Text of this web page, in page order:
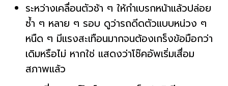
ระหว่างเคลื่อนตัวช้า ๆ ให้กำเบรกหน้าแล้วปล่อย
ซ้ำ ๆ หลาย ๆ รอบ ดูว่ารถดีดตัวแบบหน่วง ๆ
หนืด ๆ มีแรงสะเทือนมากจนต้องเกร็งข้อมือกว่า
เดิมหรือไม่ หากใช่ แสดงว่าโช๊คอัพเริ่มเสื่อม
สภาพแล้ว